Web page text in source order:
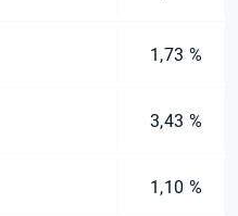
1,73 %
3,43 %
1,10 %